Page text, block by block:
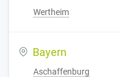
Wertheim
Bayern
Aschaffenburg